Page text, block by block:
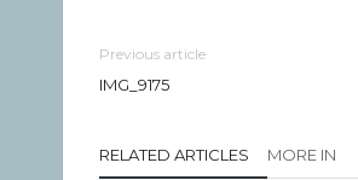
Previous article
IMG_9175
RELATED ARTICLES MORE IN